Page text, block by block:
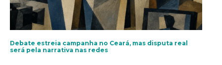
Debate estreia campanha no Ceará, mas disputa real
será pela narrativa nas redes